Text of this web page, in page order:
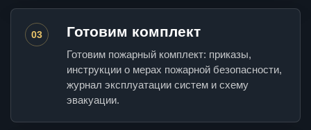
03 Готовим комплект
Готовим пожарный комплект: приказы,
инструкции о мерах пожарной безопасности,
журнал эксплуатации систем и схему
эвакуации.